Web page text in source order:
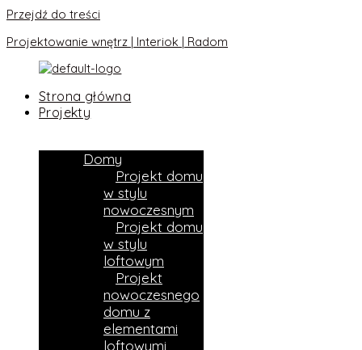
Przejdź do treści
Projektowanie wnętrz | Interiok | Radom
Strona główna
Projekty
Domy
Projekt domu
w stylu
nowoczesnym
Projekt domu
w stylu
loftowym
Projekt
nowoczesnego
domu z
elementami
loftowymi